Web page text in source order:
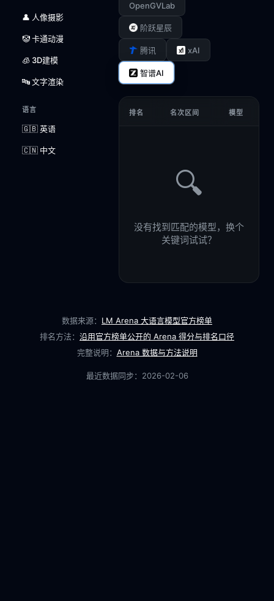
👤 人像摄影
🤡 卡通动漫
🧊 3D建模
🔤 文字渲染
语言
🇬🇧 英语
🇨🇳 中文
OpenGVLab
阶跃星辰
腾讯 xAI
智谱AI
排名 名次区间 模型
🔍
没有找到匹配的模型，换个
关键词试试？
数据来源： LM Arena 大语言模型官方榜单
排名方法： 沿用官方榜单公开的 Arena 得分与排名口径
完整说明： Arena 数据与方法说明
最近数据同步： 2026-02-06